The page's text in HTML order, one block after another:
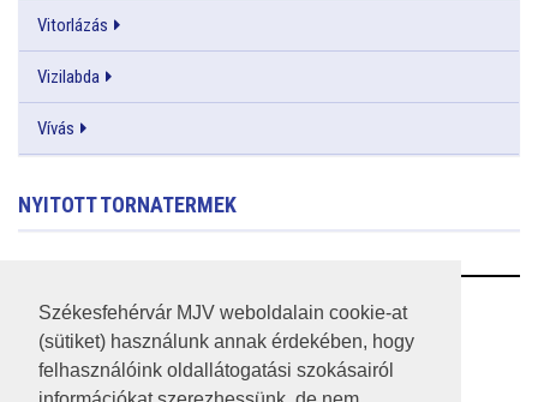
Székesfehérvár MJV weboldalain cookie-at
(sütiket) használunk annak érdekében, hogy
felhasználóink oldallátogatási szokásairól
Vitorlázás
Vizilabda
Vívás
NYITOTT TORNATERMEK
RSS
A HONLAP 2017.03.31-I ÁLLAPOTA